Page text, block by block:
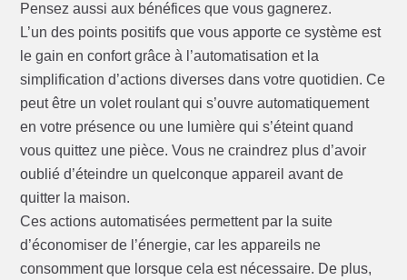
Pensez aussi aux bénéfices que vous gagnerez.
L’un des points positifs que vous apporte ce système est
le gain en confort grâce à l’automatisation et la
simplification d’actions diverses dans votre quotidien. Ce
peut être un volet roulant qui s’ouvre automatiquement
en votre présence ou une lumière qui s’éteint quand
vous quittez une pièce. Vous ne craindrez plus d’avoir
oublié d’éteindre un quelconque appareil avant de
quitter la maison.
Ces actions automatisées permettent par la suite
d’économiser de l’énergie, car les appareils ne
consomment que lorsque cela est nécessaire. De plus,